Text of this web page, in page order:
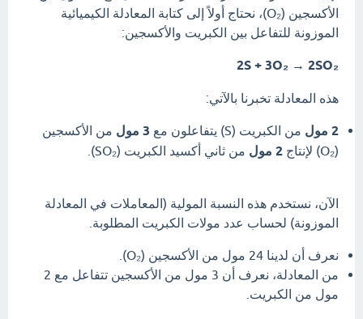
الأكسجين (O₂)، نحتاج أولاً إلى كتابة المعادلة الكيميائية
الموزونة للتفاعل بين الكبريت والأكسجين:
2S + 3O₂ → 2SO₂
هذه المعادلة تخبرنا بالآتي:
2 مول من الكبريت (S) يتفاعلون مع 3 مول
من الأكسجين
(O₂) لإنتاج
2 مول من ثاني أكسيد الكبريت (SO₂).
الآن، نستخدم هذه النسبة المولية (المعاملات في المعادلة
الموزونة) لحساب عدد مولات الكبريت المطلوبة.
نعرف أن لدينا 24 مول من الأكسجين (O₂).
من المعادلة، نعرف أن 3 مول من الأكسجين تتفاعل مع 2
مول من الكبريت.